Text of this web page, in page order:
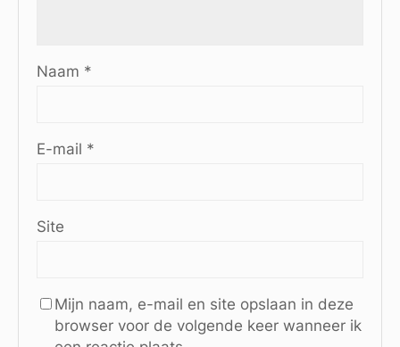
Naam *
E-mail *
Site
Mijn naam, e-mail en site opslaan in deze
browser voor de volgende keer wanneer ik